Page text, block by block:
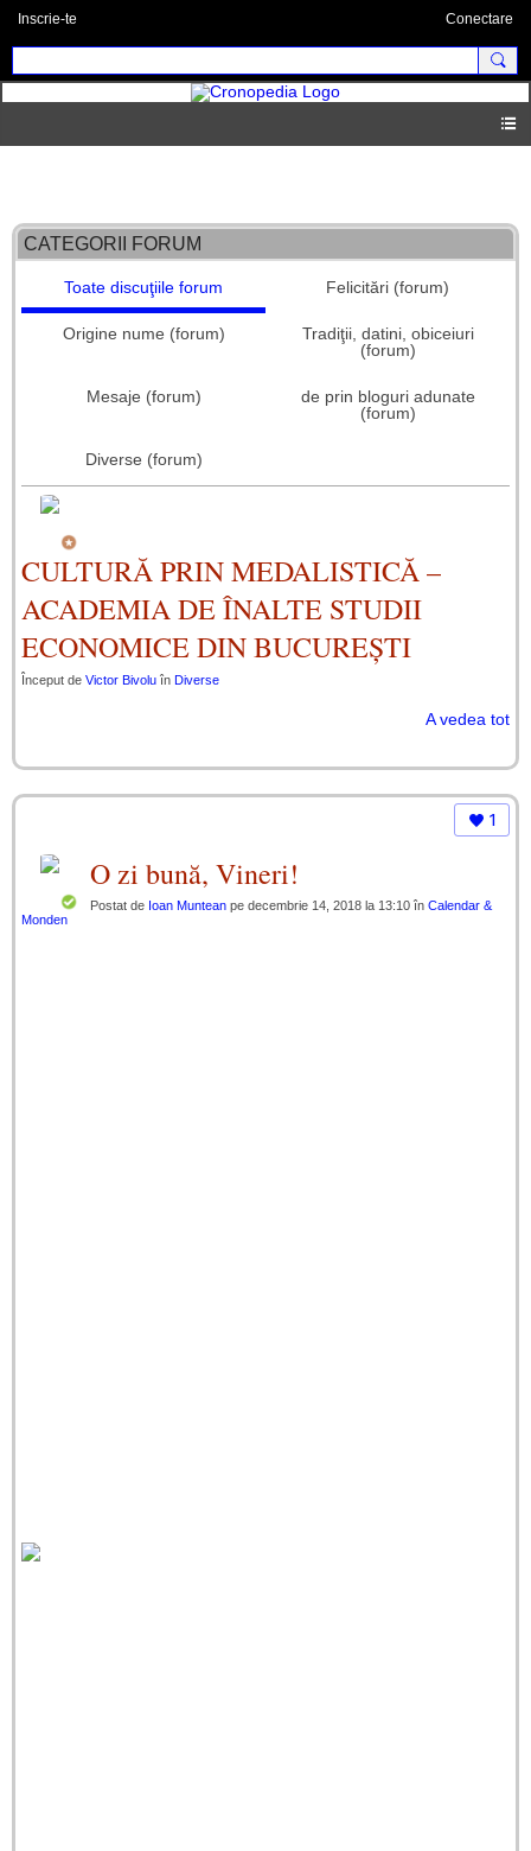
Inscrie-te Conectare
CATEGORII FORUM
Toate discuţiile forum Felicitări (forum)
Origine nume (forum)
Tradiţii, datini, obiceiuri
(forum)
Mesaje (forum)
de prin bloguri adunate
(forum)
Diverse (forum)
CULTURĂ PRIN MEDALISTICĂ –
ACADEMIA DE ÎNALTE STUDII
ECONOMICE DIN BUCUREȘTI
Început de Victor Bivolu în Diverse
A vedea tot
1
O zi bună, Vineri!
Postat de Ioan Muntean pe decembrie 14, 2018 la 13:10 în Calendar &
Monden